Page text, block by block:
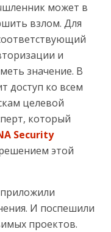
может в
взлом. Для
и
значение. В
доступ ко всем
целевой
который
Security
этой
И поспешили
проектов.